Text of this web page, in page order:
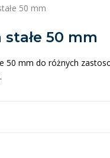
50 mm
stałe 50 mm
50 mm do różnych